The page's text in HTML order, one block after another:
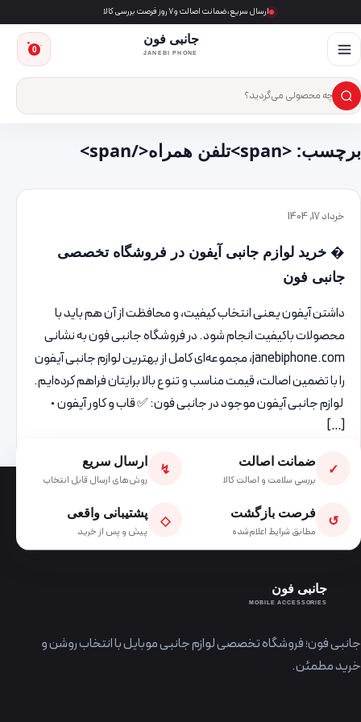
ارسال سریع، ضمانت اصالت و ۷ روز فرصت بررسی کالا
جانبی فون
JANEBI PHONE
جست‌وجوی محصول
×
0
برچسب: <span>تلفن همراه</span>
خرداد 17, 1404
� خرید لوازم جانبی آیفون در فروشگاه تخصصی
جانبی فون
داشتن آیفون یعنی انتخاب کیفیت، و محافظت از آن هم باید با
محصولات باکیفیت انجام شود. در فروشگاه جانبی فون به نشانی
janebiphone.com، مجموعه‌ای کامل از بهترین لوازم جانبی آیفون
را با تضمین اصالت، قیمت مناسب و تنوع بالا برایتان فراهم کرده‌ایم.
لوازم جانبی آیفون موجود در جانبی فون: ✅ قاب و کاور آیفون •
[…]
✓ ضمانت اصالت
بررسی سلامت و اصالت کالا
↯ ارسال سریع
روش‌های ارسال قابل انتخاب
↺ فرصت بازگشت
مطابق شرایط اعلام‌شده
◇ پشتیبانی واقعی
پیش و پس از خرید
جانبی فون
MOBILE ACCESSORIES
جانبی فون؛ فروشگاه تخصصی لوازم جانبی موبایل با انتخاب روشن و
خرید مطمئن.